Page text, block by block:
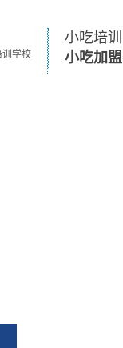
训学校
小吃培
小吃加